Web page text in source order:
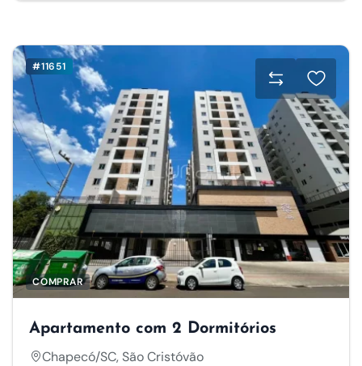
#11651
COMPRAR
Apartamento com 2 Dormitórios
Chapecó/SC, São Cristóvão